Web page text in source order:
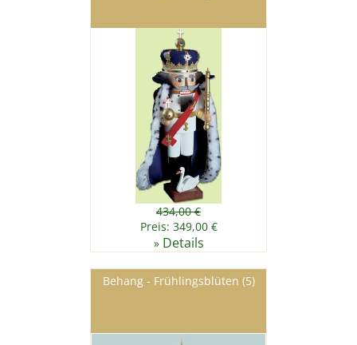
434,00 €
Preis: 349,00 €
» Details
Behang - Frühlingsblüten (5)